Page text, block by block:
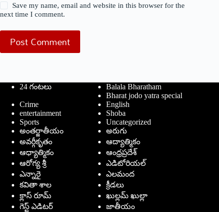
Save my name, email and website in this browser for the
next time I comment.
Post Comment
24 గంటలు
Balala Bharatham
Bharat jodo yatra special
Crime
English
entertainment
Shoba
Sports
Uncategorized
అంతర్జాతీయం
అరుగు
అవర్గీకృతం
ఆద్యాత్మికం
ఆధ్యాత్మికం
ఆంధ్రప్రదేశ్
ఆరోగ్య శ్రీ
ఎడిటోరియల్
ఎన్నారై
ఎలమంద
కవితా శాల
క్రీడలు
క్లాస్ రూమ్
ఖుల్లమ్ ఖుల్లా
గెస్ట్ ఎడిటర్
జాతీయం